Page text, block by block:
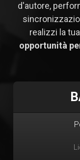
d'autore,
realizzi la
opportunità